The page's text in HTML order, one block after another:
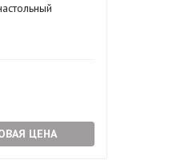
ЦЕНА